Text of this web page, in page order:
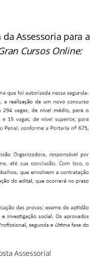
Assessoria para a
Cursos Online:
Assessoria!